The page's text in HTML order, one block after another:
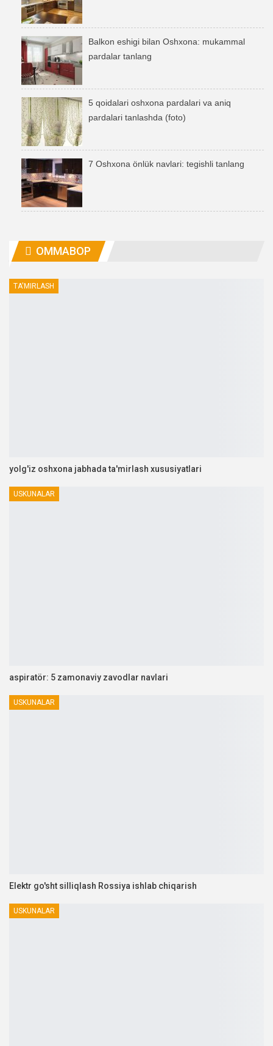
Balkon eshigi bilan Oshxona: mukammal
pardalar tanlang
5 qoidalari oshxona pardalari va aniq
pardalari tanlashda (foto)
7 Oshxona önlük navlari: tegishli tanlang
OMMABOP
TA'MIRLASH
yolg'iz oshxona jabhada ta'mirlash xususiyatlari
USKUNALAR
aspiratör: 5 zamonaviy zavodlar navlari
USKUNALAR
Elektr go'sht silliqlash Rossiya ishlab chiqarish
USKUNALAR